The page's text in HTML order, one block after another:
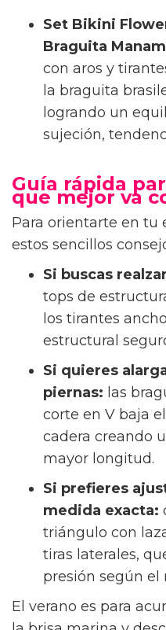
Set Bikini
Braguita
con aros y
la braguita
logrando un
sujeción,
Guía rápida
que mejor va
Para orientarte en tu
estos sencillos
Si buscas
tops de
los tirantes
estructural
Si quieres
piernas: las
corte en V baja
cadera creando
mayor longitud.
Si prefieres
medida exacta:
triángulo con
tiras laterales,
presión según
El verano es para